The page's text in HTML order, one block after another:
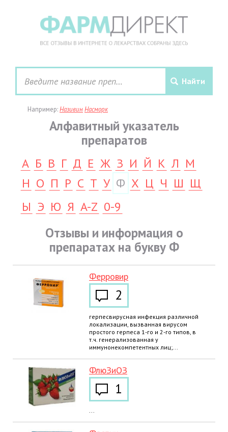
Например:НазивинНасморк
Алфавитный указатель
препаратов
А Б В Г Д Е Ж З И Й К Л М
Н О П Р С Т У Ф Х Ц Ч Ш Щ
Ы Э Ю Я A-Z 0-9
Отзывы и информация о
препаратах на букву Ф
Ферровир
2
герпесвирусная инфекция различной
локализации, вызванная вирусом
простого герпеса 1-го и 2-го типов, в
т.ч. генерализованная у
иммунонекомпетентных лиц;...
ФлюЗиОЗ
1
...